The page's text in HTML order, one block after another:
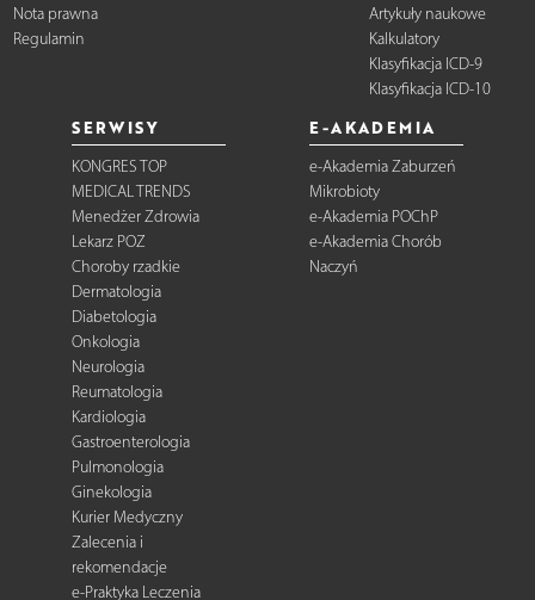
Nota prawna
Regulamin
Artykuły naukowe
Kalkulatory
Klasyfikacja ICD-9
Klasyfikacja ICD-10
SERWISY
KONGRES TOP
MEDICAL TRENDS
Menedżer Zdrowia
Lekarz POZ
Choroby rzadkie
Dermatologia
Diabetologia
Onkologia
Neurologia
Reumatologia
Kardiologia
Gastroenterologia
Pulmonologia
Ginekologia
Kurier Medyczny
Zalecenia i
rekomendacje
e-Praktyka Leczenia
E-AKADEMIA
e-Akademia Zaburzeń
Mikrobioty
e-Akademia POChP
e-Akademia Chorób
Naczyń